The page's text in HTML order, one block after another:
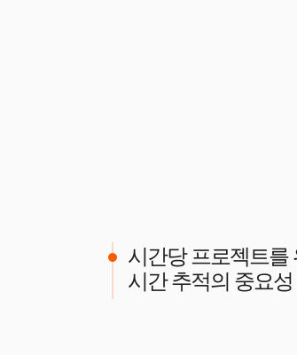
시간당 프로젝트를
시간 추적의 중요성